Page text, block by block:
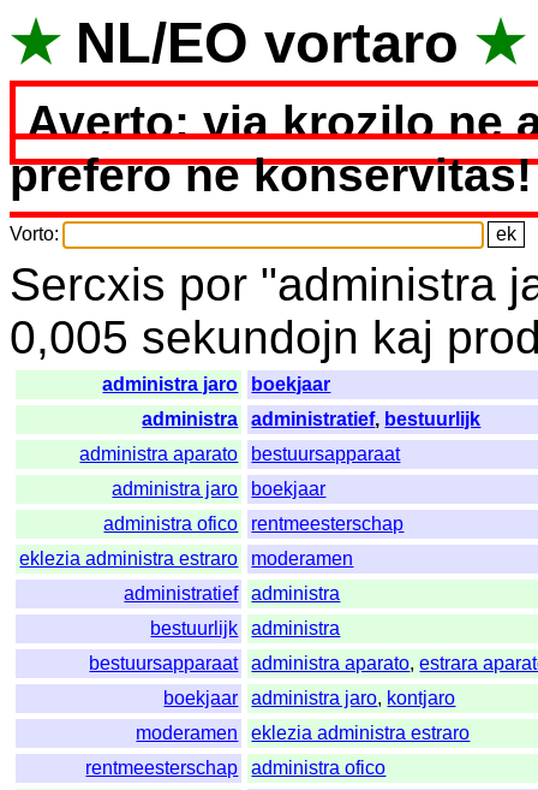
★ NL/EO vortaro ★
Averto: via krozilo ne
prefero ne konservitas!
Vorto:
Sercxis por "administra
0,005 sekundojn kaj
administra jaro
boekjaar
administra
administratief, bestuurlijk
administra aparato
bestuursapparaat
administra jaro
boekjaar
administra ofico
rentmeesterschap
eklezia administra estraro
moderamen
administratief
administra
bestuurlijk
administra
bestuursapparaat
administra aparato,estrara
boekjaar
administra jaro, kontjaro
moderamen
eklezia administra estraro
rentmeesterschap
administra ofico